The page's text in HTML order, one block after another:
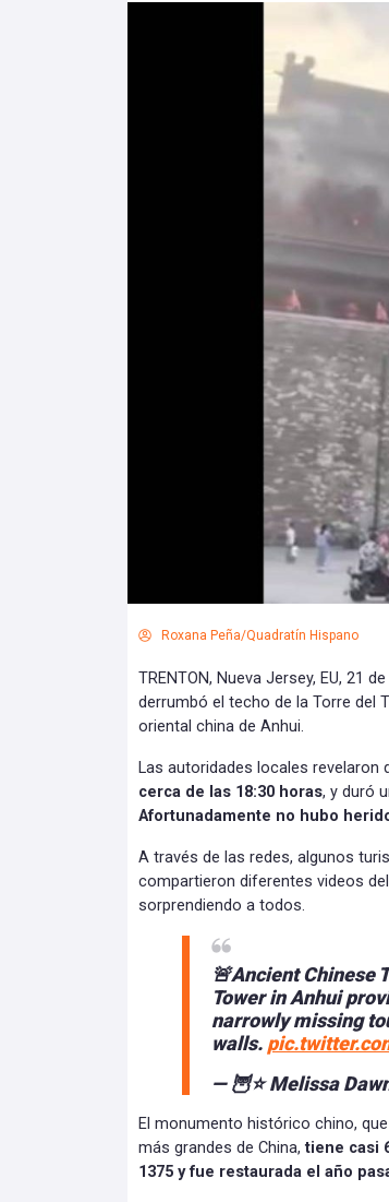
Roxana Peña/Quadratín Hispano
TRENTON, Nueva Jersey, EU, 21
derrumbó el techo de la Torre del
oriental china de Anhui.
Las autoridades locales revelaron
cerca de las 18:30 horas, y duró
Afortunadamente no hubo
A través de las redes, algunos
compartieron diferentes videos
sorprendiendo a todos.
🚨Ancient Chinese
Tower in Anhui
narrowly missing
walls.
— 🦉⭐️ Melissa
El monumento histórico chino,
más grandes de China,tiene casi
1375 y fue restaurada el año